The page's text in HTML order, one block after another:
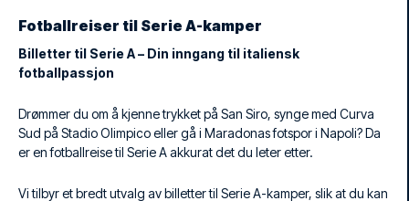
Fotballreiser til Serie A-kamper
Billetter til Serie A – Din inngang til italiensk
fotballpassjon
Drømmer du om å kjenne trykket på San Siro, synge med Curva
Sud på Stadio Olimpico eller gå i Maradonas fotspor i Napoli? Da
er en fotballreise til Serie A akkurat det du leter etter.
Vi tilbyr et bredt utvalg av billetter til Serie A-kamper, slik at du kan